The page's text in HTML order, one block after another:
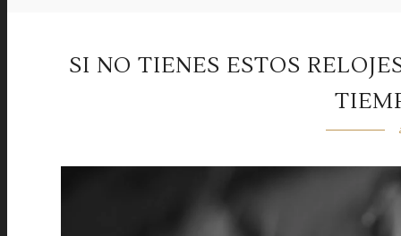
SI NO TIENES ESTOS